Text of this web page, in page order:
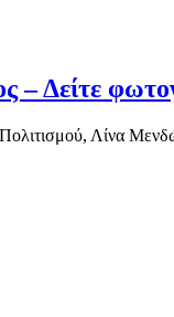
– Δείτε
Λίνα